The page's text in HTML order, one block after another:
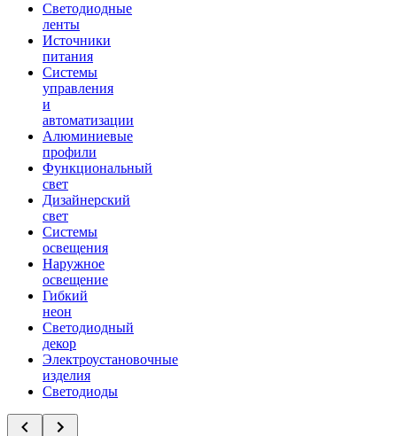
Светодиодные
ленты
Источники
питания
Системы
управления
и
автоматизации
Алюминиевые
профили
Функциональный
свет
Дизайнерский
свет
Системы
освещения
Наружное
освещение
Гибкий
неон
Светодиодный
декор
Электроустановочные
изделия
Светодиоды